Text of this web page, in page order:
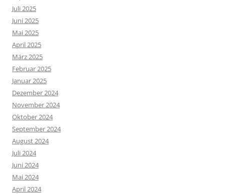
Juli 2025
Juni 2025
Mai 2025
April 2025
März 2025
Februar 2025
Januar 2025
Dezember 2024
November 2024
Oktober 2024
September 2024
August 2024
Juli 2024
Juni 2024
Mai 2024
April 2024